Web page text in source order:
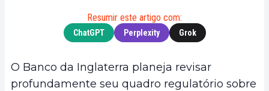
Resumir este artigo com:
ChatGPT Perplexity Grok
O Banco da Inglaterra planeja revisar
profundamente seu quadro regulatório sobre